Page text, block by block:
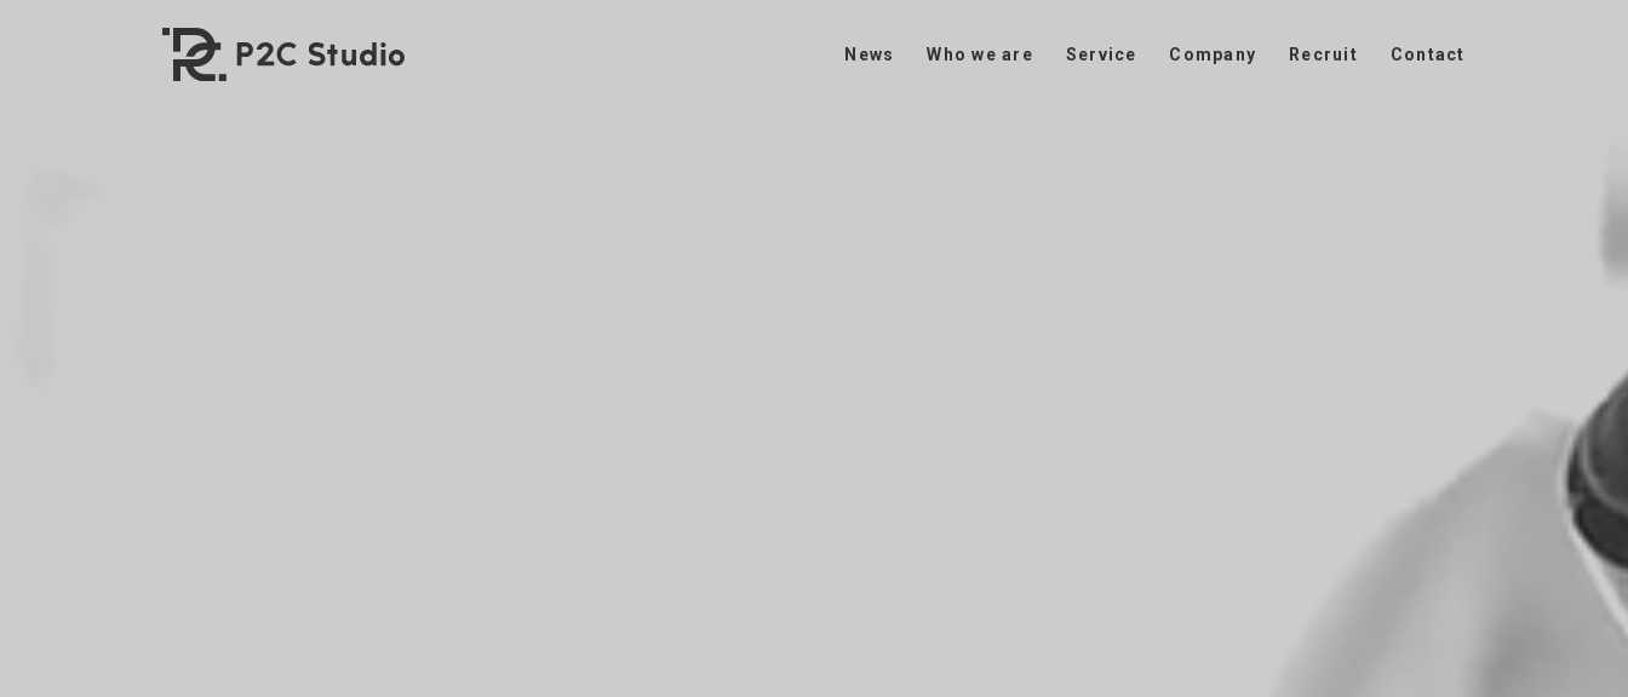
News Who we are Service Company Recruit Contact